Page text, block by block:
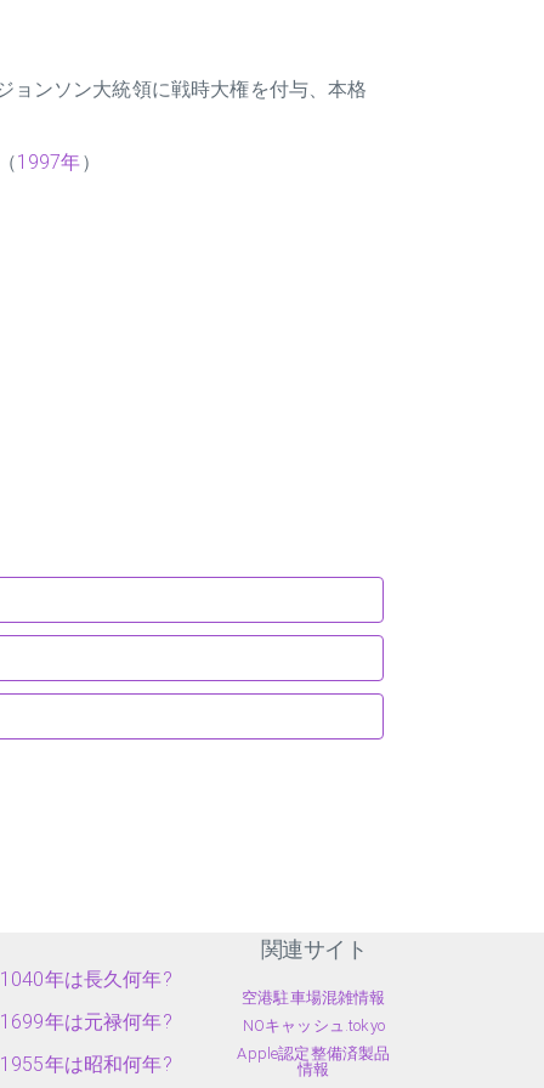
ョンソン大統領に戦時大権を付与、本格
1997年）
年は長久何年?
年は元禄何年?
年は昭和何年?
関連サイト
空港駐車場混雑情報
NOキャッシュ.tokyo
Apple認定整備済製品
情報